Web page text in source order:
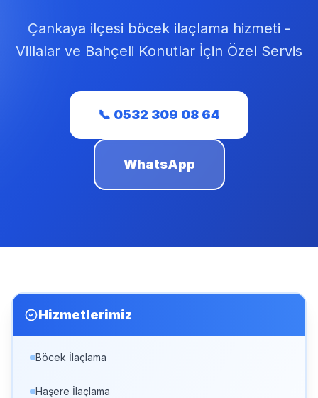
Çankaya ilçesi böcek ilaçlama hizmeti -
Villalar ve Bahçeli Konutlar İçin Özel Servis
📞 0532 309 08 64
WhatsApp
Hizmetlerimiz
Böcek İlaçlama
Haşere İlaçlama